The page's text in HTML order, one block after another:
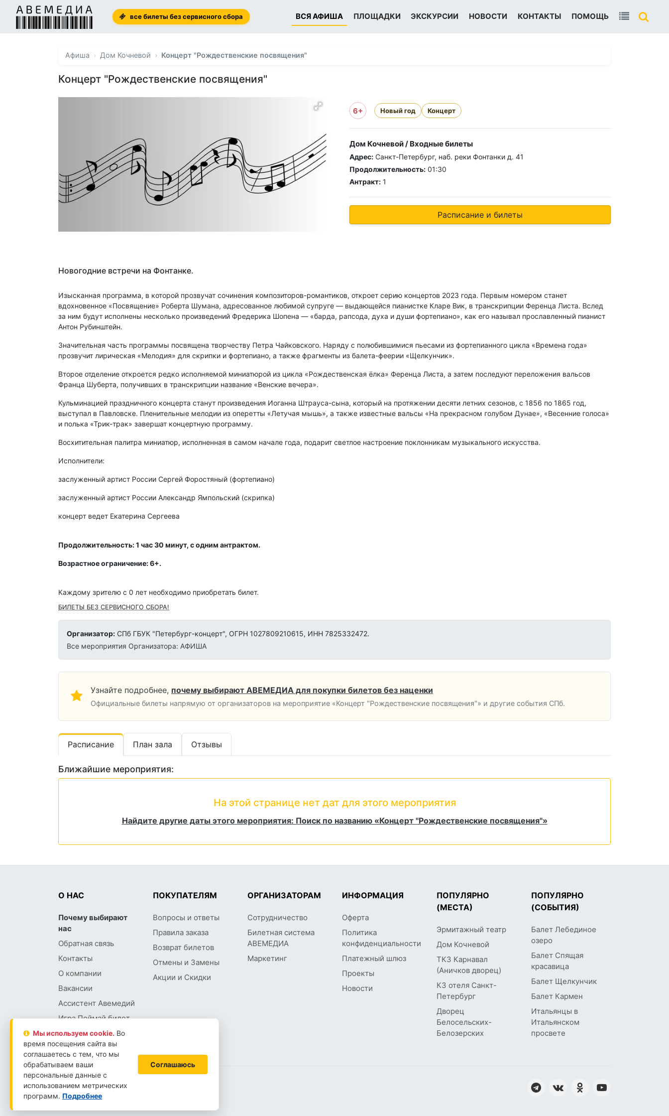
все билеты без сервисного сбора ВСЯ АФИША ПЛОЩАДКИ ЭКСКУРСИИ НОВОСТИ КОНТАКТЫ ПОМОЩЬ
Афиша Дом Кочневой Концерт "Рождественские посвящения"
Концерт "Рождественские посвящения"
6+ Новый год Концерт
Дом Кочневой / Входные билеты
Адрес: Санкт-Петербург, наб. реки Фонтанки д. 41
Продолжительность: 01:30
Антракт: 1
Расписание и билеты
Новогодние встречи на Фонтанке.
Изысканная программа, в которой прозвучат сочинения композиторов-романтиков, откроет серию концертов 2023 года. Первым номером станет
вдохновенное «Посвящение» Роберта Шумана, адресованное любимой супруге — выдающейся пианистке Кларе Вик, в транскрипции Ференца Листа. Вслед
за ним будут исполнены несколько произведений Фредерика Шопена — «барда, рапсода, духа и души фортепиано», как его называл прославленный пианист
Антон Рубинштейн.
Значительная часть программы посвящена творчеству Петра Чайковского. Наряду с полюбившимися пьесами из фортепианного цикла «Времена года»
прозвучит лирическая «Мелодия» для скрипки и фортепиано, а также фрагменты из балета-феерии «Щелкунчик».
Второе отделение откроется редко исполняемой миниатюрой из цикла «Рождественская ёлка» Ференца Листа, а затем последуют переложения вальсов
Франца Шуберта, получивших в транскрипции название «Венские вечера».
Кульминацией праздничного концерта станут произведения Иоганна Штрауса-сына, который на протяжении десяти летних сезонов, с 1856 по 1865 год,
выступал в Павловске. Пленительные мелодии из оперетты «Летучая мышь», а также известные вальсы «На прекрасном голубом Дунае», «Весенние голоса»
и полька «Трик-трак» завершат концертную программу.
Восхитительная палитра миниатюр, исполненная в самом начале года, подарит светлое настроение поклонникам музыкального искусства.
Исполнители:
заслуженный артист России Сергей Форостяный (фортепиано)
заслуженный артист России Александр Ямпольский (скрипка)
концерт ведет Екатерина Сергеева
Продолжительность: 1 час 30 минут, с одним антрактом.
Возрастное ограничение: 6+.
Каждому зрителю c 0 лет необходимо приобретать билет.
БИЛЕТЫ БЕЗ СЕРВИСНОГО СБОРА!
Организатор: СПб ГБУК "Петербург-концерт", ОГРН 1027809210615, ИНН 7825332472.
Все мероприятия Организатора: АФИША
Узнайте подробнее, почему выбирают АВЕМЕДИА для покупки билетов без наценки
Официальные билеты напрямую от организаторов на мероприятие «Концерт "Рождественские посвящения"» и другие события СПб.
Расписание План зала Отзывы
Ближайшие мероприятия:
На этой странице нет дат для этого мероприятия
Найдите другие даты этого мероприятия: Поиск по названию «Концерт "Рождественские посвящения"»
О НАС
Почему выбирают
нас
Обратная связь
Контакты
О компании
Вакансии
Ассистент Авемедий
Игра Поймай билет
ПОКУПАТЕЛЯМ
Вопросы и ответы
Правила заказа
Возврат билетов
Отмены и Замены
Акции и Скидки
ОРГАНИЗАТОРАМ
Сотрудничество
Билетная система
АВЕМЕДИА
Маркетинг
ИНФОРМАЦИЯ
Оферта
Политика
конфиденциальности
Платежный шлюз
Проекты
Новости
ПОПУЛЯРНО
(МЕСТА)
Эрмитажный театр
Дом Кочневой
ТКЗ Карнавал
(Аничков дворец)
КЗ отеля Санкт-
Петербург
Дворец
Белосельских-
Белозерских
ПОПУЛЯРНО
(СОБЫТИЯ)
Балет Лебединое
озеро
Балет Спящая
красавица
Балет Щелкунчик
Балет Кармен
Итальянцы в
Итальянском
просвете
2026 © АВЕМЕДИА
Мы используем сookie. Во
время посещения сайта вы
соглашаетесь с тем, что мы
обрабатываем ваши
персональные данные с
использованием метрических
программ. Подробнее
Соглашаюсь